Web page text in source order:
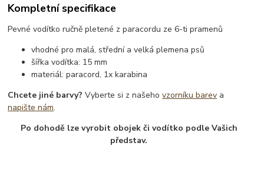
Kompletní specifikace
Pevné vodítko ručně pletené z paracordu ze 6-ti pramenů
vhodné pro malá, střední a velká plemena psů
šířka vodítka: 15 mm
materiál: paracord, 1x karabina
Chcete jiné barvy? Vyberte si z našehovzorníku barev a
napište nám.
Po dohodě lze vyrobit obojek či vodítko podle Vašich
představ.